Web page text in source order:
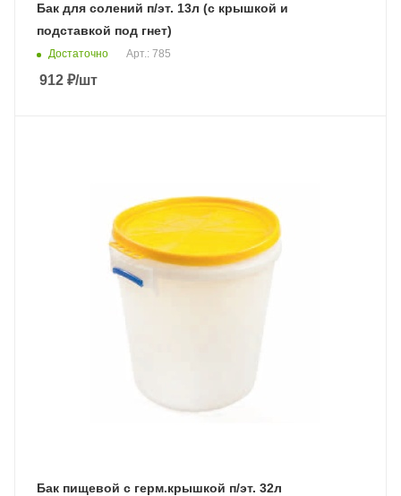
Бак для солений п/эт. 13л (с крышкой и
подставкой под гнет)
Достаточно Арт.: 785
912 ₽/шт
Бак пищевой с герм.крышкой п/эт. 32л